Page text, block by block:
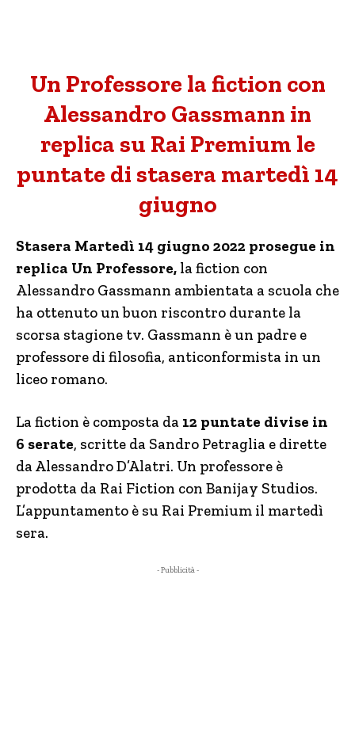
Un Professore la fiction con
Alessandro Gassmann in
replica su Rai Premium le
puntate di stasera martedì 14
giugno
Stasera Martedì 14 giugno 2022 prosegue in
replica Un Professore, la fiction con
Alessandro Gassmann ambientata a scuola che
ha ottenuto un buon riscontro durante la
scorsa stagione tv. Gassmann è un padre e
professore di filosofia, anticonformista in un
liceo romano.
La fiction è composta da 12 puntate divise in
6 serate, scritte da Sandro Petraglia e dirette
da Alessandro D’Alatri. Un professore è
prodotta da Rai Fiction con Banijay Studios.
L’appuntamento è su Rai Premium il martedì
sera.
- Pubblicità -